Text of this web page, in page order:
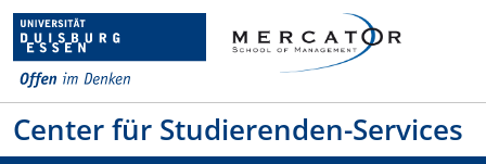
Center für Studierenden-Services